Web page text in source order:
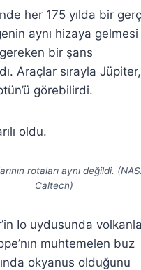
her 175 yılda bir
aynı hizaya gelmesi
gereken bir şans
Araçlar sırayla
görebilirdi.
oldu.
rotaları aynı değildi.
Caltech)
Io uydusunda
muhtemelen buz
okyanus olduğunu